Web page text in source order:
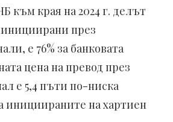
към края на 2024 г. делът
през
е 76% за банковата
цена на превод през
е 5,4 пъти по-ниска
инициираните на хартиен